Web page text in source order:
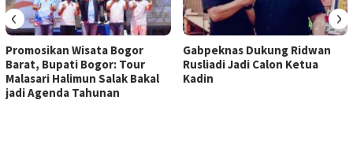
Promosikan Wisata Bogor
Barat, Bupati Bogor: Tour
Malasari Halimun Salak Bakal
jadi Agenda Tahunan
Gabpeknas Dukung Ridwan
Rusliadi Jadi Calon Ketua
Kadin
‹ ›